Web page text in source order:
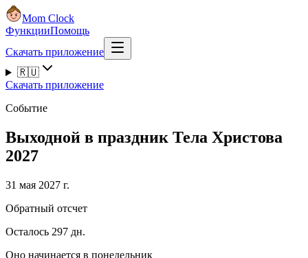
Mom Clock
ФункцииПомощь
Скачать приложение
🇷🇺
Скачать приложение
Событие
Выходной в праздник Тела Христова
2027
31 мая 2027 г.
Обратный отсчет
Осталось 297 дн.
Оно начинается в понедельник